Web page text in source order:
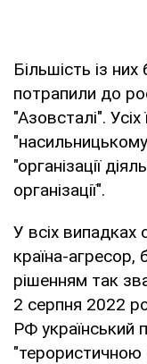
Більшість із
потрапили до
"Азовсталі".
"організації
організації".
У всіх випадках
країна-агресор,
рішенням так
2 серпня 2022
РФ український
"терористичною